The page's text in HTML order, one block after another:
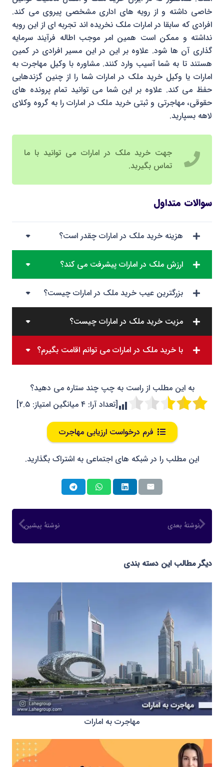
خاصی داشته و از رویه های اداری مشخصی پیروی می کند.
افرادی که سابقا در امارات ملک نخریده اند تجربه ای از این رویه
نداشته و ممکن است همین امر موجب اطاله فرآیند سرمایه
گذاری آن ها شود. علاوه بر این در این مسیر افرادی در کمین
هستند تا به شما آسیب وارد کنند. مشاوره با وکیل مهاجرت به
امارات یا وکیل خرید ملک در امارات شما را از چنین گزندهایی
حفظ می کند. علاوه بر این شما می توانید تمام پرونده های
حقوقی، مهاجرتی و ثبتی خرید ملک در امارات را به گروه وکلای
لاهه بسپارید.
جهت خرید ملک در امارات می توانید با ما
تماس بگیرید.
سوالات متداول
هزینه خرید ملک در امارات چقدر است؟
ارزش ملک در امارات پیشرفت می کند؟
بزرگترین عیب خرید ملک در امارات چیست؟
مزیت خرید ملک در امارات چیست؟
با خرید ملک در امارات می توانم اقامت بگیرم؟
به این مطلب از راست به چپ چند ستاره می دهید؟
[تعداد آرا:۴ میانگین امتیاز:۲.۵]
فرم درخواست ارزیابی مهاجرت
این مطلب را در شبکه های اجتماعی به اشتراک بگذارید.
نوشتهٔ پیشین نوشتهٔ بعدی
دیگر مطالب این دسته بندی
مهاجرت به امارات